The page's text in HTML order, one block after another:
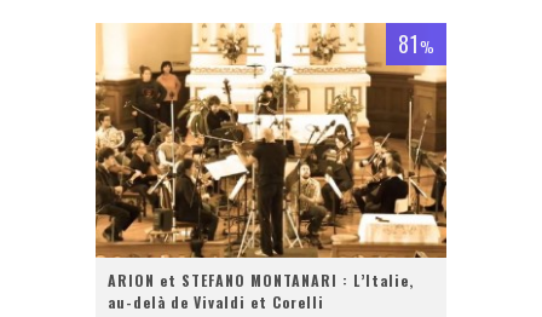
81%
ARION et STEFANO MONTANARI : L’Italie,
au-delà de Vivaldi et Corelli